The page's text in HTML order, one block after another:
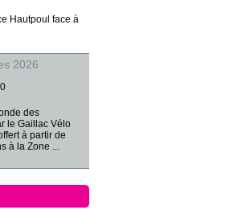
Hautpoul face à
2026
des
le Gaillac Vélo
à partir de
à la Zone ...